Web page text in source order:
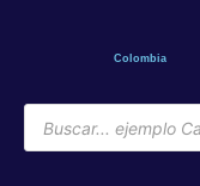
Colombia